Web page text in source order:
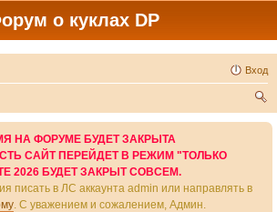
о куклах DP
Вход
НА ФОРУМЕ БУДЕТ ЗАКРЫТА
САЙТ ПЕРЕЙДЕТ В РЕЖИМ "ТОЛЬКО
2026 БУДЕТ ЗАКРЫТ СОВСЕМ.
писать в ЛС аккаунта admin или направлять в
. С уважением и сожалением, Админ.